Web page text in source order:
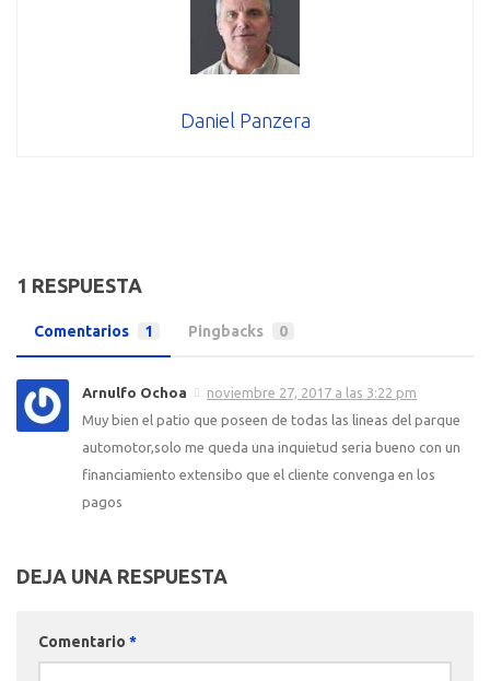
Daniel Panzera
1 RESPUESTA
Comentarios 1 Pingbacks 0
Arnulfo Ochoa
noviembre 27, 2017 a las 3:22 pm
Muy bien el patio que poseen de todas las lineas del parque
automotor,solo me queda una inquietud seria bueno con un
financiamiento extensibo que el cliente convenga en los
pagos
DEJA UNA RESPUESTA
Comentario *